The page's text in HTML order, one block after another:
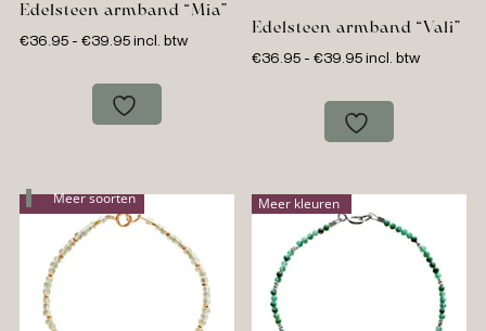
Edelsteen armband “Mia”
€36.95 - €39.95Prijsklasse:
tot
€39.95
incl. btw
Edelsteen armband “Vali”
€36.95 - €39.95Prijsklasse:
tot
€39.95
incl. btw
Meer soorten Meer kleuren